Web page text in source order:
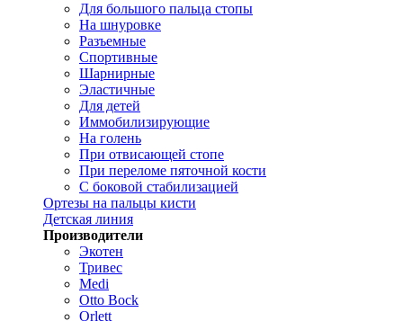
Для большого пальца стопы
На шнуровке
Разъемные
Спортивные
Шарнирные
Эластичные
Для детей
Иммобилизирующие
На голень
При отвисающей стопе
При переломе пяточной кости
С боковой стабилизацией
Ортезы на пальцы кисти
Детская линия
Производители
Экотен
Тривес
Medi
Otto Bock
Orlett